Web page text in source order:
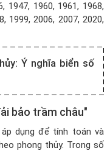
1947, 1960, 1961, 1968,
1999, 2006, 2007, 2020,
Ý nghĩa biển số
bảo trầm châu"
dụng để tính toán và
phong thủy. Trong số